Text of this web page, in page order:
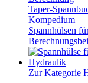
Taper-
Kompedium
Spannhülsen
Hydraulik
Zur Kategorie